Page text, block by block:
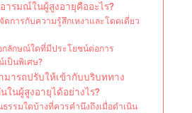
ารมณ์ในผู้สูงอายุคืออะไร?
การกับความรู้สึกเหงาและโดดเดี่ยว
กลักษณ์ใดที่มีประโยชน์ต่อการ
ป็นพิเศษ?
ารถปรับให้เข้ากับบริบททาง
นผู้สูงอายุได้อย่างไร?
รรมใดบ้างที่ควรคำนึงถึงเมื่อดำเนิน